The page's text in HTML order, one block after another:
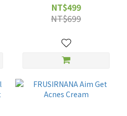
NT$499
NT$699